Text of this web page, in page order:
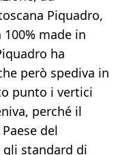
Piquadro,
made in
ha
però spediva in
punto i vertici
perché il
del
gli standard di